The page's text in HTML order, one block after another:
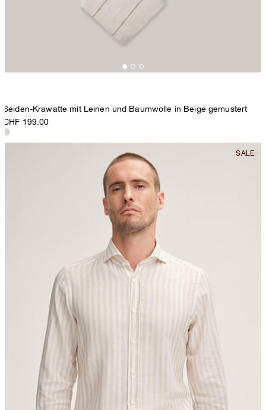
Seiden-Krawatte mit Leinen und Baumwolle in Beige gemustert
CHF 199.00